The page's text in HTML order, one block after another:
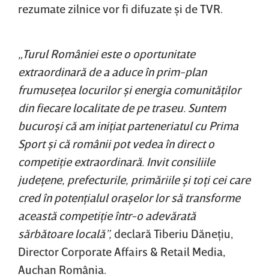
rezumate zilnice vor fi difuzate şi de TVR.
„Turul României este o oportunitate
extraordinară de a aduce în prim-plan
frumuseţea locurilor şi energia comunităţilor
din fiecare localitate de pe traseu. Suntem
bucuroşi că am iniţiat parteneriatul cu Prima
Sport şi că românii pot vedea în direct o
competiţie extraordinară. Invit consiliile
judeţene, prefecturile, primăriile şi toţi cei care
cred în potenţialul oraşelor lor să transforme
această competiţie într-o adevărată
sărbătoare locală”, declară Tiberiu Dăneţiu,
Director Corporate Affairs & Retail Media,
Auchan România.